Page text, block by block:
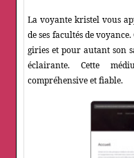
La voyante kristel vous
de ses facultés de
giries et pour autant son
éclairante. Cette
compréhensive et fiable.